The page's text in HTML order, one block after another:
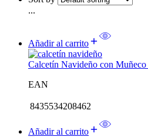
...
Añadir al carrito
Calcetín Navideño con Muñeco
EAN
8435534208462
Añadir al carrito